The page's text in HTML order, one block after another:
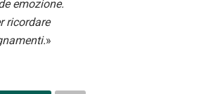
emozione.
ricordare
»